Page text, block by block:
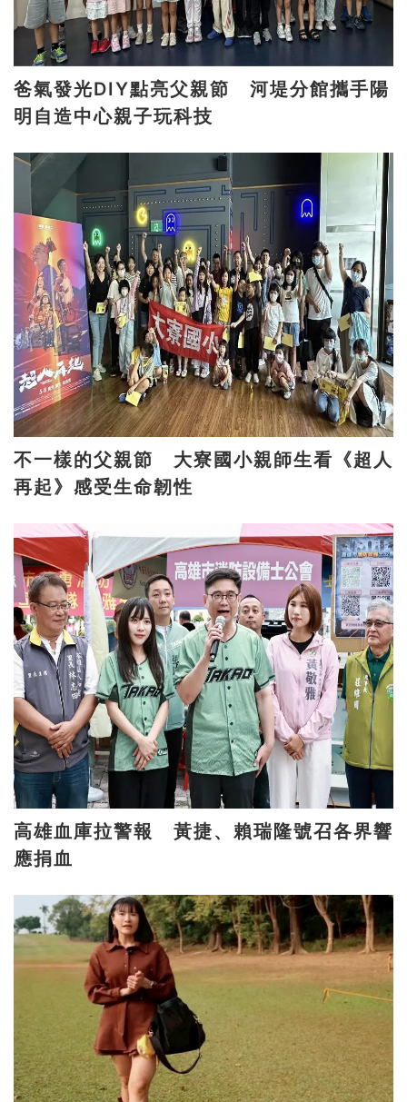
爸氣發光DIY點亮父親節 河堤分館攜手陽
明自造中心親子玩科技
不一樣的父親節 大寮國小親師生看《超人
再起》感受生命韌性
高雄血庫拉警報 黃捷、賴瑞隆號召各界響
應捐血